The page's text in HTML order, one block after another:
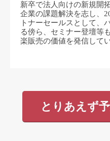
新卒で法人向けの新規開
企業の課題解決を志し、
トナーセールスとして、
る傍ら、セミナー登壇等
楽販売の価値を発信してい
とりあえず